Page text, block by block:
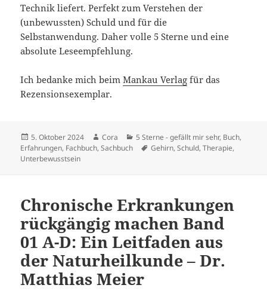
Technik liefert. Perfekt zum Verstehen der
(unbewussten) Schuld und für die
Selbstanwendung. Daher volle 5 Sterne und eine
absolute Leseempfehlung.
Ich bedanke mich beimMankau Verlag für das
Rezensionsexemplar.
Veröffentlicht
am
5. Oktober 2024 Autor
Cora Kategorien
5 Sterne - gefällt mir sehr, Buch,
Erfahrungen, Fachbuch,Sachbuch Schlagwörter
Gehirn,Schuld,Therapie,
Unterbewusstsein
Chronische Erkrankungen
rückgängig machen Band
01 A-D: Ein Leitfaden aus
der Naturheilkunde – Dr.
Matthias Meier